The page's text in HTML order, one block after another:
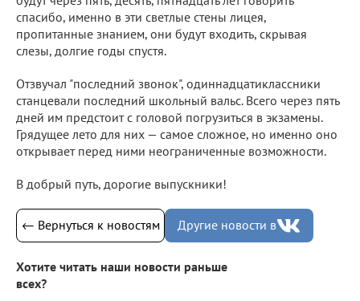
спасибо, именно в эти светлые стены лицея,
пропитанные знанием, они будут входить, скрывая
слезы, долгие годы спустя.
Отзвучал "последний звонок", одиннадцатиклассники
станцевали последний школьный вальс. Всего через пять
дней им предстоит с головой погрузиться в экзамены.
Грядущее лето для них — самое сложное, но именно оно
открывает перед ними неограниченные возможности.
В добрый путь, дорогие выпускники!
← Вернуться к новостям Другие новости в
Хотите читать наши новости раньше
всех?